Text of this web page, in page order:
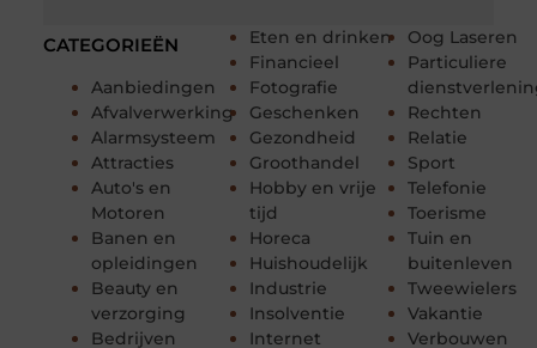
CATEGORIEËN
Aanbiedingen
Afvalverwerking
Alarmsysteem
Attracties
Auto's en
Motoren
Banen en
opleidingen
Beauty en
verzorging
Bedrijven
Eten en drinken
Financieel
Fotografie
Geschenken
Gezondheid
Groothandel
Hobby en vrije
tijd
Horeca
Huishoudelijk
Industrie
Insolventie
Internet
Oog Laseren
Particuliere
Rechten
Relatie
Sport
Telefonie
Toerisme
Tuin en
buitenleven
Tweewielers
Vakantie
Verbouwen